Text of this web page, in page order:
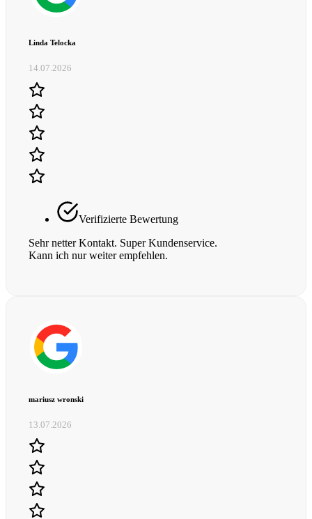
Linda Telocka
14.07.2026
Verifizierte Bewertung
Sehr netter Kontakt. Super Kundenservice.
Kann ich nur weiter empfehlen.
mariusz wronski
13.07.2026